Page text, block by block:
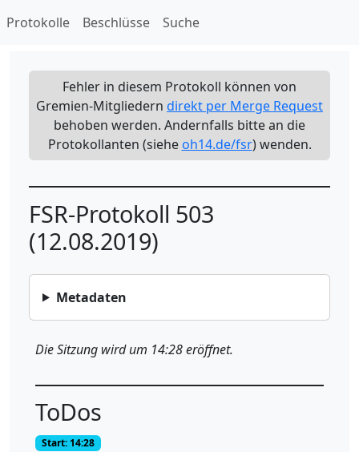
Protokolle Beschlüsse Suche
Fehler in diesem Protokoll können von
Gremien-Mitgliedern direkt per Merge Request
behoben werden. Andernfalls bitte an die
Protokollanten (siehe oh14.de/fsr) wenden.
FSR-Protokoll 503
(12.08.2019)
Metadaten
Die Sitzung wird um 14:28 eröffnet.
ToDos
Start: 14:28